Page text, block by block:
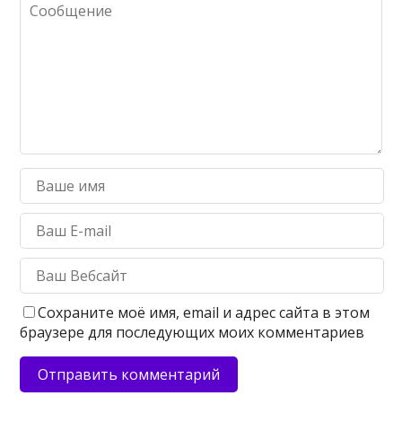
Сохраните моё имя, email и адрес сайта в этом
браузере для последующих моих комментариев